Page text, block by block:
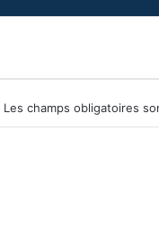
Les champs obligatoires